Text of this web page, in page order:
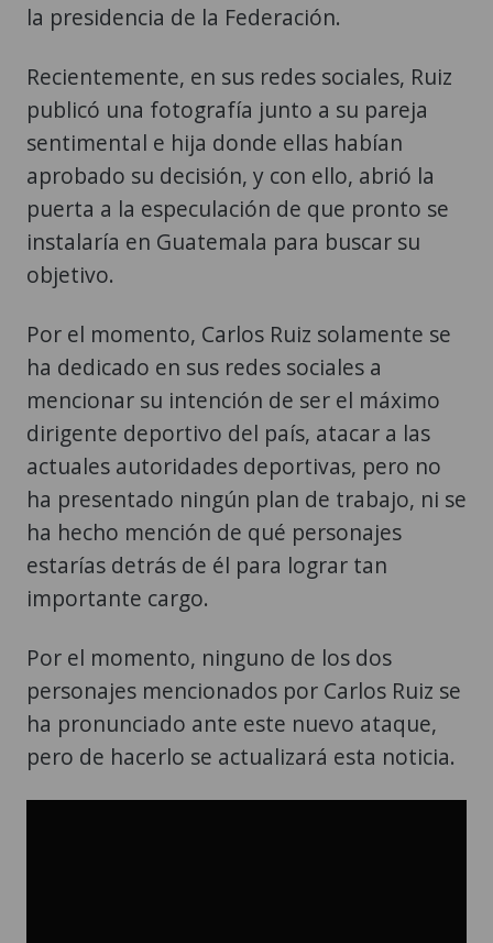
la presidencia de la Federación.
Recientemente, en sus redes sociales, Ruiz
publicó una fotografía junto a su pareja
sentimental e hija donde ellas habían
aprobado su decisión, y con ello, abrió la
puerta a la especulación de que pronto se
instalaría en Guatemala para buscar su
objetivo.
Por el momento, Carlos Ruiz solamente se
ha dedicado en sus redes sociales a
mencionar su intención de ser el máximo
dirigente deportivo del país, atacar a las
actuales autoridades deportivas, pero no
ha presentado ningún plan de trabajo, ni se
ha hecho mención de qué personajes
estarías detrás de él para lograr tan
importante cargo.
Por el momento, ninguno de los dos
personajes mencionados por Carlos Ruiz se
ha pronunciado ante este nuevo ataque,
pero de hacerlo se actualizará esta noticia.